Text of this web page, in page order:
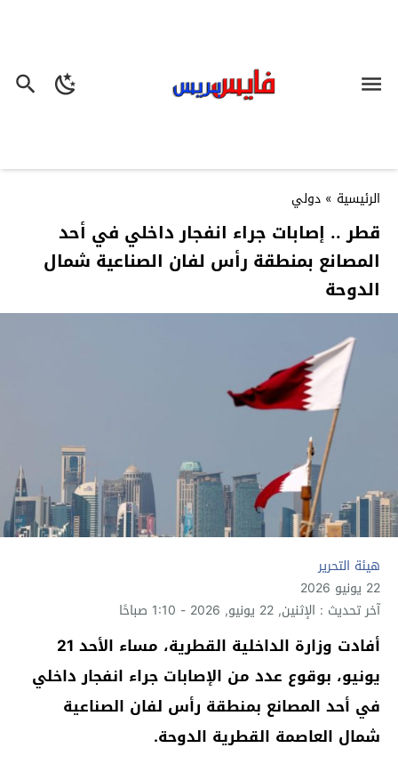
الرئيسية » دولي
قطر .. إصابات جراء انفجار داخلي في أحد
المصانع بمنطقة رأس لفان الصناعية شمال
الدوحة
هيئة التحرير
22 يونيو 2026
آخر تحديث : الإثنين, 22 يونيو, 2026 - 1:10 صباحًا
أفادت وزارة الداخلية القطرية، مساء الأحد 21
يونيو، بوقوع عدد من الإصابات جراء انفجار داخلي
في أحد المصانع بمنطقة رأس لفان الصناعية
شمال العاصمة القطرية الدوحة.